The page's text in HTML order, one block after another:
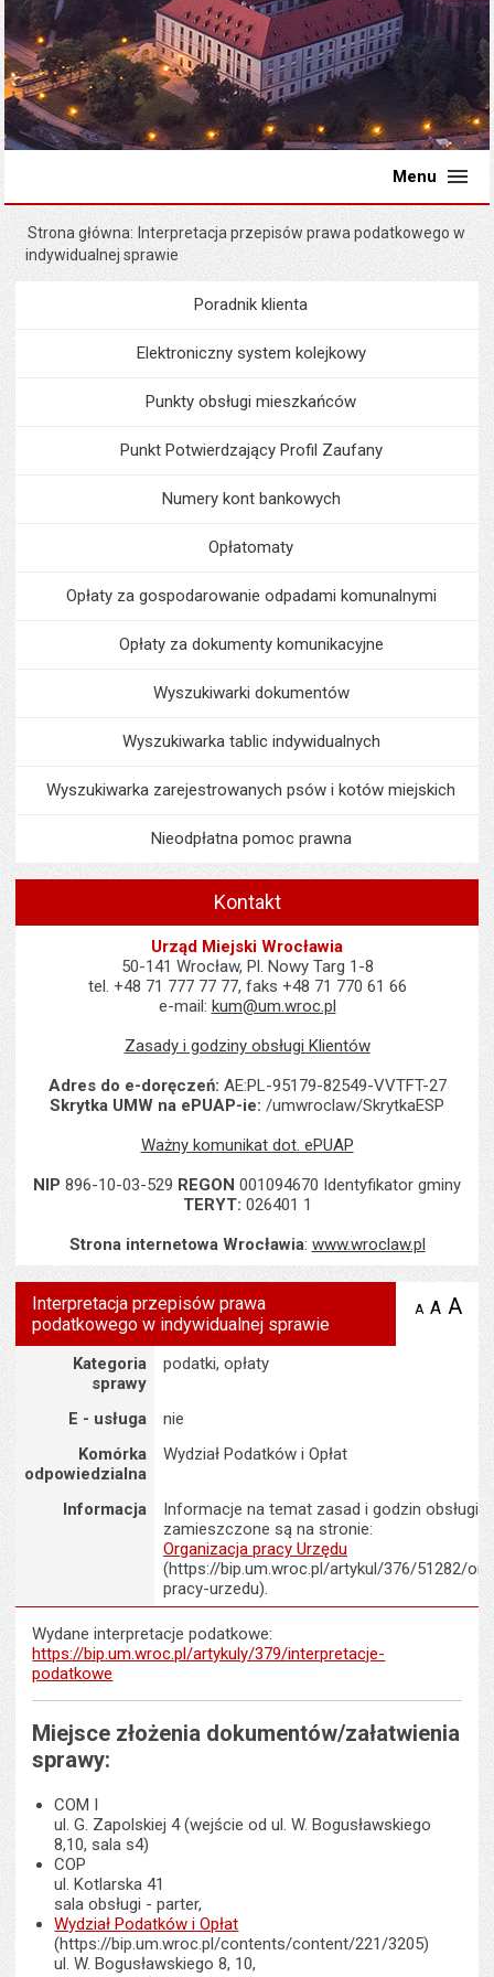
Menu
Strona główna Interpretacja przepisów prawa podatkowego w
indywidualnej sprawie
MenuPoradnik Klienta
Poradnik klienta
Elektroniczny system kolejkowy
Punkty obsługi mieszkańców
Punkt Potwierdzający Profil Zaufany
Numery kont bankowych
Opłatomaty
Opłaty za gospodarowanie odpadami komunalnymi
Opłaty za dokumenty komunikacyjne
Wyszukiwarki dokumentów
Wyszukiwarka tablic indywidualnych
Wyszukiwarka zarejestrowanych psów i kotów miejskich
Nieodpłatna pomoc prawna
Kontakt
Urząd Miejski Wrocławia
50-141 Wrocław, Pl. Nowy Targ 1-8
tel. +48 71 777 77 77, faks +48 71 770 61 66
e-mail: kum@um.wroc.pl
Zasady i godziny obsługi Klientów
Adres do e-doręczeń: AE:PL-95179-82549-VVTFT-27
Skrytka UMW na ePUAP-ie: /umwroclaw/SkrytkaESP
Ważny komunikat dot. ePUAP
NIP 896-10-03-529 REGON 001094670 Identyfikator gminy
TERYT: 026401 1
Strona internetowa Wrocławia: www.wroclaw.pl
Interpretacja przepisów prawa
podatkowego w indywidualnej sprawie
A zmniejsz
A A
SzczegółyKategoria
sprawy
podatki, opłaty
E - usługa
nie
Komórka
odpowiedzialna
Wydział Podatków i Opłat
Informacja
Informacje na temat zasad i godzin obsługi
zamieszczone są na stronie:
Organizacja pracy Urzędu
(https://bip.um.wroc.pl/artykul/376/51282/
pracy-urzedu).
Wydane interpretacje podatkowe:
https://bip.um.wroc.pl/artykuly/379/interpretacje-
podatkowe
Miejsce złożenia dokumentów/załatwienia
sprawy:
COM I
ul. G. Zapolskiej 4 (wejście od ul. W. Bogusławskiego
8,10, sala s4)
COP
ul. Kotlarska 41
sala obsługi - parter,
Wydział Podatków i Opłat
(https://bip.um.wroc.pl/contents/content/221/3205)
ul. W. Bogusławskiego 8, 10,